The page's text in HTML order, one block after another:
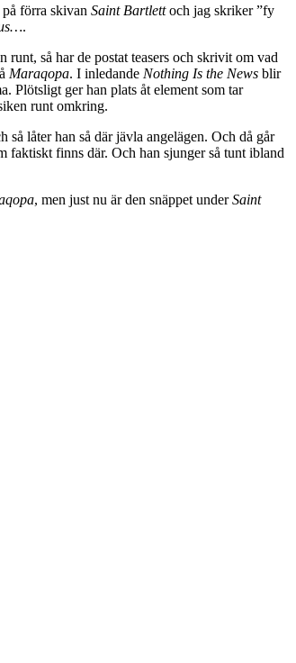
på förra skivan Saint Bartlettoch jag skriker ”fy
.
så har de postat teasers och skrivit om vad
Maraqopa. I inledande Nothing Is the News blir
Plötsligt ger han plats åt element som tar
runt omkring.
låter han så där jävla angelägen. Och då går
faktiskt finns där. Och han sjunger så tunt ibland
, men just nu är den snäppet underSaint